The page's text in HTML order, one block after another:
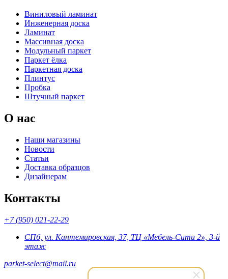
Виниловый ламинат
Инженерная доска
Ламинат
Массивная доска
Модульный паркет
Паркет ёлка
Паркетная доска
Плинтус
Пробка
Штучный паркет
О нас
Наши магазины
Новости
Статьи
Доставка образцов
Дизайнерам
Контакты
+7 (950) 021-22-29
СПб, ул. Кантемировская, 37, ТЦ «Мебель-Сити 2», 3-й
этаж
parket-select@mail.ru